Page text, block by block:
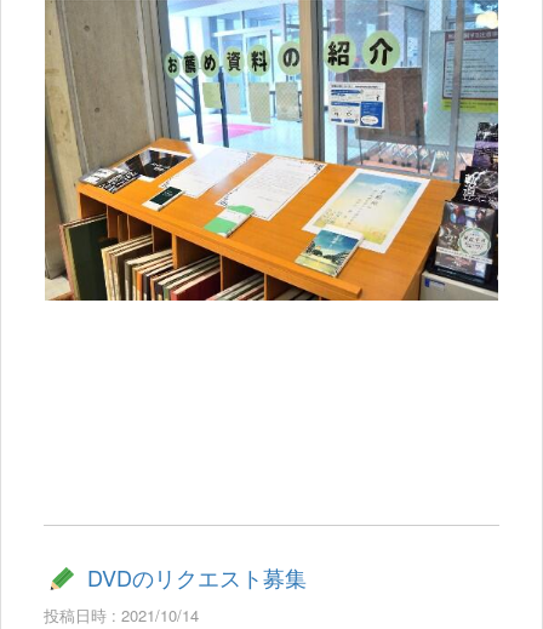
DVDのリクエスト募集
投稿日時 : 2021/10/14